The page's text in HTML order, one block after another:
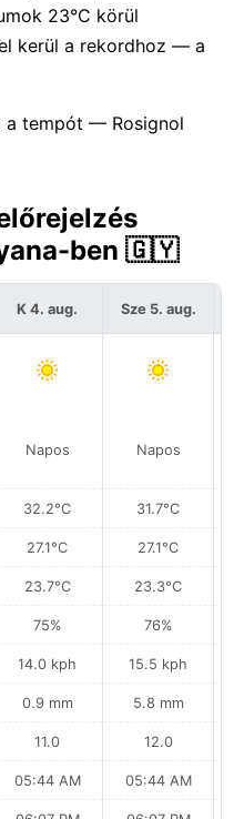
23°C körül
kerül a rekordhoz — a
a tempót — Rosignol
ben 🇬🇾
K 4. aug.
Napos
32.2°C
27.1°C
23.7°C
75%
14.0 kph
0.9 mm
11.0
05:44 AM
Sze 5. aug.
Napos
31.7°C
27.1°C
23.3°C
76%
15.5 kph
5.8 mm
12.0
05:44 AM